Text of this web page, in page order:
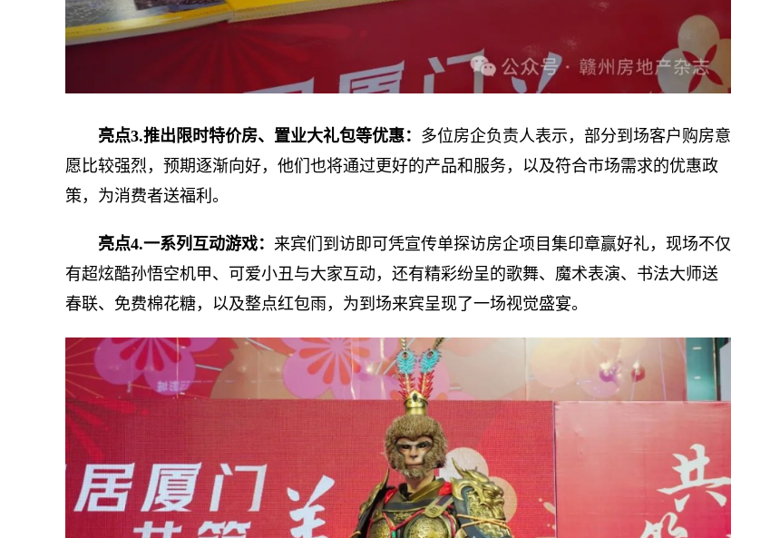
亮点3.推出限时特价房、置业大礼包等优惠： 多位房企负责人表示，部分到场客户购房意
愿比较强烈，预期逐渐向好，他们也将通过更好的产品和服务，以及符合市场需求的优惠政
策，为消费者送福利。
亮点4.一系列互动游戏： 来宾们到访即可凭宣传单探访房企项目集印章赢好礼，现场不仅
有超炫酷孙悟空机甲、可爱小丑与大家互动，还有精彩纷呈的歌舞、魔术表演、书法大师送
春联、免费棉花糖，以及整点红包雨，为到场来宾呈现了一场视觉盛宴。